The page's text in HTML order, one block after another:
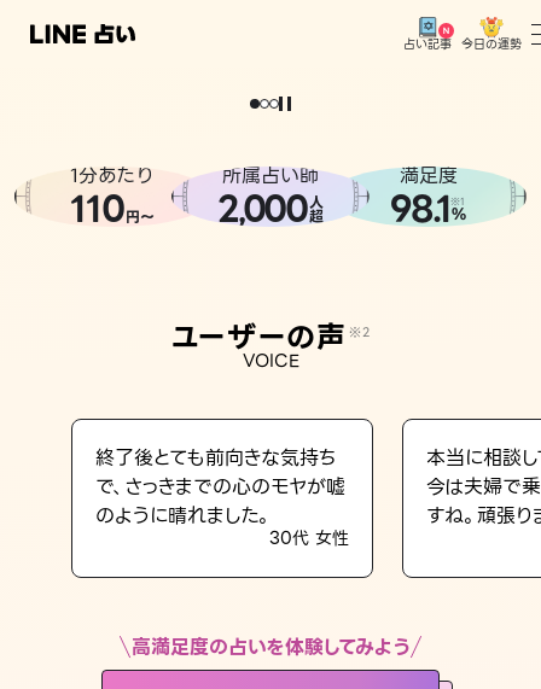
占い記事 今日の運勢
相談事例
LINE占いを開く
※LINEアプリ内のサービスページへ遷移します
どうせなら
。
1分あたり
110円〜
所属占い師
2,000人
超
満足度
98.1※1
%
ユーザーの声 ※2
VOICE
終了後とても前向きな気持ち
で、さっきまでの心のモヤが嘘
のように晴れました。
30代 女性
本当に相談し
今は夫婦で
すね。頑張り
高満足度の占いを体験してみよう